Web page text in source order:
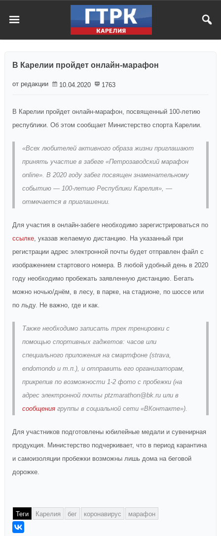
В Карелии пройдет онлайн-марафон
от редакции 10.04.2020 1763
В Карелии пройдет онлайн-марафон, посвященный 100-летию
республики. Об этом сообщает Министерство спорта Карелии.
«Всех любителей активного образа жизни приглашают
принять участие в забеге «Петрозаводский марафон
online». В 2020 году забег посвящен знаменательному
событию — 100-летию Республики Карелия», —
отмечается в приглашении.
Для участия в онлайн-забеге необходимо зарегистрироваться по
ссылке, указав желаемую дистанцию. На указанный при
регистрации адрес электронной почты будет отправлен файл с
изображением стартового номера. В любой удобный день в 2020
году необходимо пробежать заявленную дистанцию. Бегать
можно ночью/днём, в лесу, в парке, на стадионе, по шоссе или
по льду. Не важно, где и как.
Также необходимо записать трек тренировки с
помощью спортивных гаджетов: часов или
специального приложения на смартфоне (strava,
endomondo и т.п.), и отправить его организаторам,
прикрепив по возможности 1-2 фото с пробежки (на
адрес электронной почты ptzmarathon@bk.ru или в
сообщения группы в социальной сети «ВКонтакте»).
Для участников подготовлены юбилейные медали и сувенирная
продукция. Министерство подчеркивает, что в период карантина
и самоизоляции пробежки возможны лишь дома на беговой
дорожке.
Теги Карелия бег коронавирус марафон